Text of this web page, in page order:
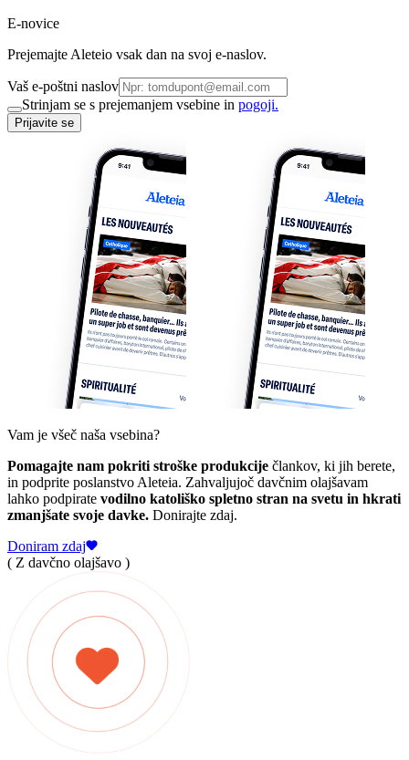
E-novice
Prejemajte Aleteio vsak dan na svoj e-naslov.
Vaš e-poštni naslov
Strinjam se s prejemanjem vsebine in pogoji.
Prijavite se
Vam je všeč naša vsebina?
Pomagajte nam pokriti stroške produkcije člankov, ki jih berete,
in podprite poslanstvo Aleteia. Zahvaljujoč davčnim olajšavam
lahko podpirate vodilno katoliško spletno stran na svetu in hkrati
zmanjšate svoje davke. Donirajte zdaj.
Doniram zdaj
( Z davčno olajšavo )